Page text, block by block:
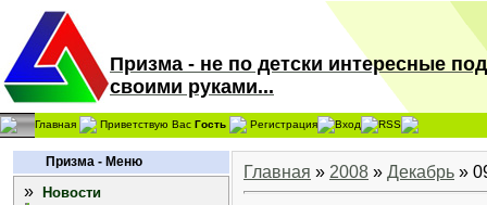
Призма - не по детски интересные
своими руками...
Главная Приветствую Вас Гость Регистрация Вход RSS
Призма - Меню
»
Новости
Главная » 2008 » Декабрь »